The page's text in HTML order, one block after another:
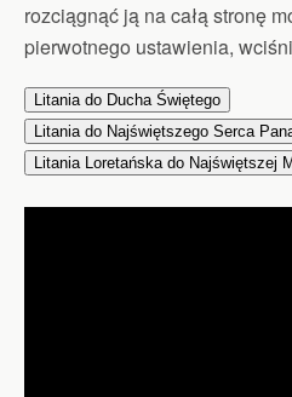
rozciągnąć ją na całą stronę
pierwotnego ustawienia,
Litania do Ducha Świętego
Litania do Najświętszego Serca
Litania Loretańska do Najświętszej